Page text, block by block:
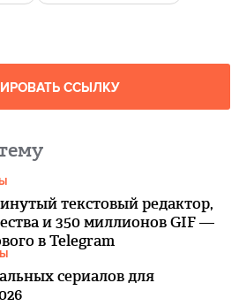
ССЫЛКУ
текстовый редактор,
и 350 миллионов GIF —
в Telegram
сериалов для